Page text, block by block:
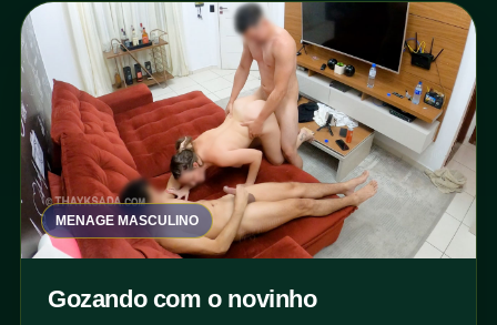
MENAGE MASCULINO
Gozando com o novinho